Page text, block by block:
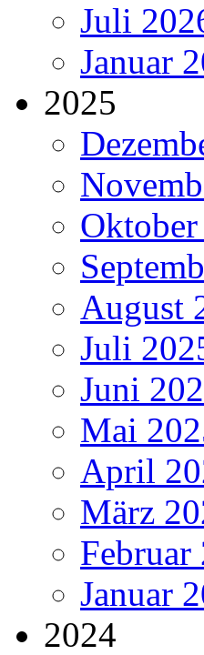
Juli
Januar
2025
August
Juli
Juni
Mai
April
März
Januar
2024